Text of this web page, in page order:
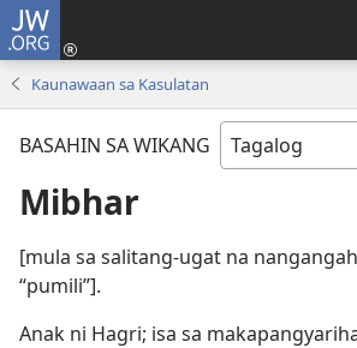
JW.ORG
Kaunawaan sa Kasulatan
BASAHIN SA WIKANG
Mibhar
[mula sa salitang-ugat na
“pumili”].
Anak ni Hagri; isa sa